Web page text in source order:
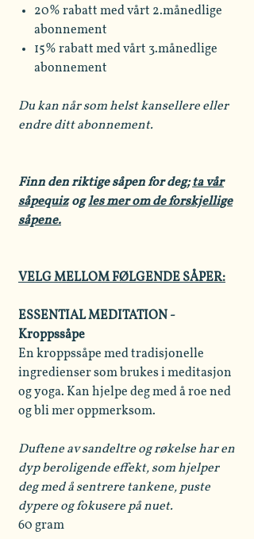
20% rabatt med vårt 2.månedlige
abonnement
15% rabatt med vårt 3.månedlige
abonnement
Du kan når som helst kansellere eller
endre ditt abonnement.
Finn den riktige såpen for deg;ta vår
såpequizogles mer om de forskjellige
såpene.
VELG MELLOM FØLGENDE SÅPER:
ESSENTIAL MEDITATION -
Kroppssåpe
En kroppssåpe med tradisjonelle
ingredienser som brukes i meditasjon
og yoga. Kan hjelpe deg med å roe ned
og bli mer oppmerksom.
Duftene av sandeltre og røkelse har en
dyp beroligende effekt, som hjelper
deg med å sentrere tankene, puste
dypere og fokusere på nuet.
60 gram